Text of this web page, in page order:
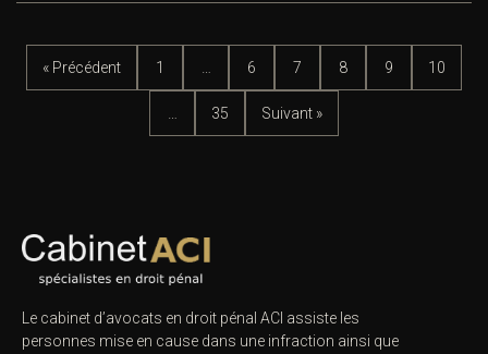
« Précédent 1 6 7 8 9 10
35 Suivant »
Le cabinet d’avocats en droit pénal ACI assiste les
personnes mise en cause dans une infraction ainsi que